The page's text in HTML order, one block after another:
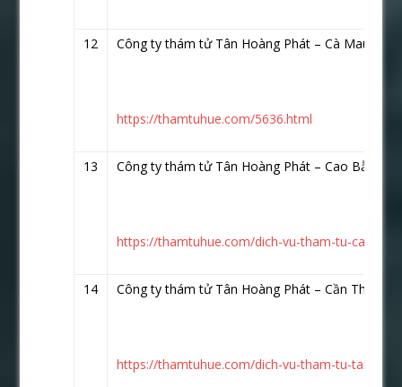
12 Công ty thám tử Tân Hoàng Phát – Cà Mau
https://thamtuhue.com/5636.html
13 Công ty thám tử Tân Hoàng Phát – Cao Bằng
https://thamtuhue.com/dich-vu-tham-tu-cao-
14 Công ty thám tử Tân Hoàng Phát – Cần Thơ
https://thamtuhue.com/dich-vu-tham-tu-tai-can-